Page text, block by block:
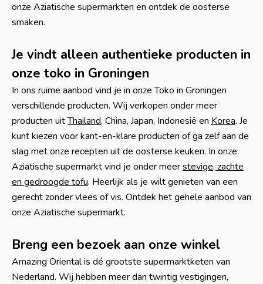
onze Aziatische supermarkten en ontdek de oosterse
smaken.
Je vindt alleen authentieke producten in
onze toko in Groningen
In ons ruime aanbod vind je in onze Toko in Groningen
verschillende producten. Wij verkopen onder meer
producten uitThailand, China, Japan, Indonesië en Korea. Je
kunt kiezen voor kant-en-klare producten of ga zelf aan de
slag met onze recepten uit de oosterse keuken. In onze
Aziatische supermarkt vind je onder meerstevige, zachte
en gedroogde tofu. Heerlijk als je wilt genieten van een
gerecht zonder vlees of vis. Ontdek het gehele aanbod van
onze Aziatische supermarkt.
Breng een bezoek aan onze winkel
Amazing Oriental is dé grootste supermarktketen van
Nederland. Wij hebben meer dan twintig vestigingen,